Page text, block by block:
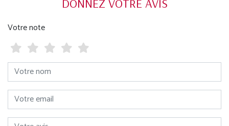
Votre note
Votre nom
Votre email
Votre avis